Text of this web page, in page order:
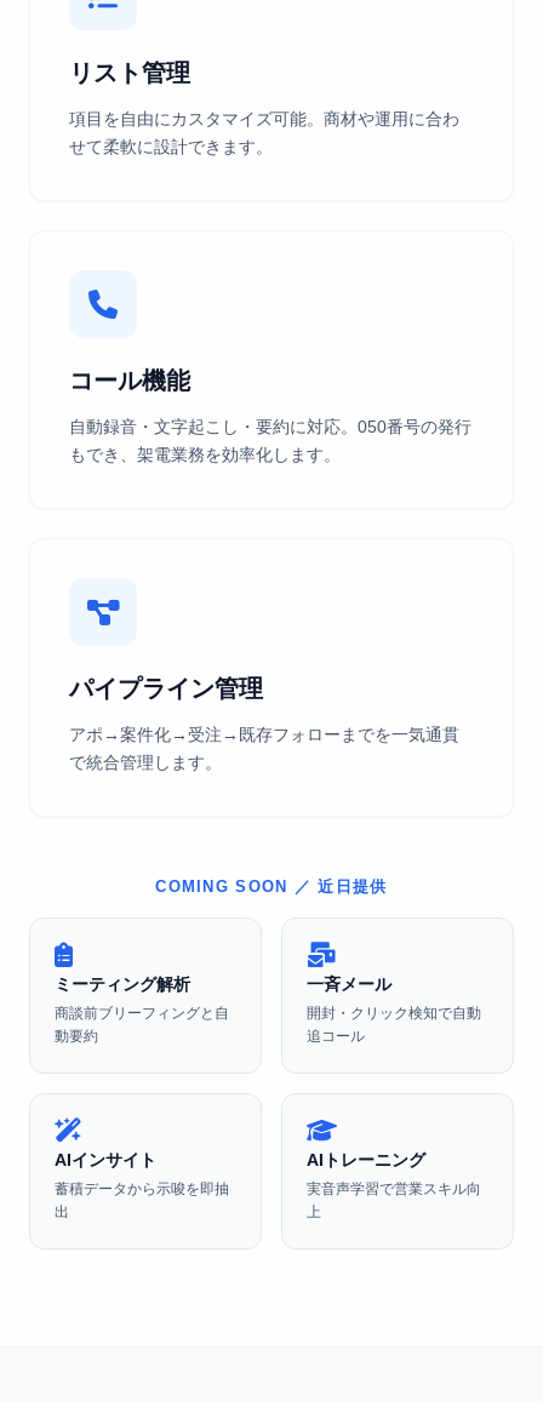
リスト管理
項目を自由にカスタマイズ可能。商材や運用に合わ
せて柔軟に設計できます。
コール機能
自動録音・文字起こし・要約に対応。050番号の発行
もでき、架電業務を効率化します。
パイプライン管理
アポ→案件化→受注→既存フォローまでを一気通貫
で統合管理します。
COMING SOON ／ 近日提供
ミーティング解析
商談前ブリーフィングと自
動要約
一斉メール
開封・クリック検知で自動
追コール
AIインサイト
蓄積データから示唆を即抽
出
AIトレーニング
実音声学習で営業スキル向
上